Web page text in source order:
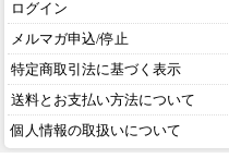
ログイン
メルマガ申込/停止
特定商取引法に基づく表示
送料とお支払い方法について
個人情報の取扱いについて